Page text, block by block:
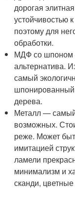
дорогая
устойчивостью
поэтому для
обработки.
МДФ со шпоном
альтернатива.
самый
шпонированный
дерева.
Металл — самый
возможных.
реже. Может
имитацией
ламели
минимализм и
сканди,